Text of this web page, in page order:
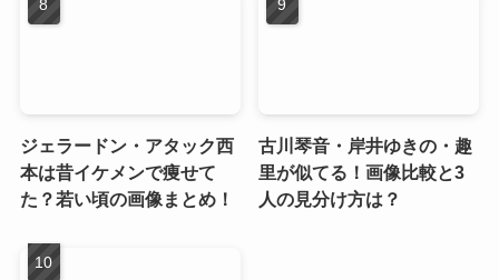
ジェラードン・アタック西
本は昔イケメンで痩せて
た？若い頃の画像まとめ！
古川琴音・岸井ゆきの・趣
里が似てる！画像比較と3
人の見分け方は？